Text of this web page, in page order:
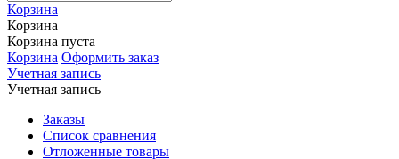
Корзина
Корзина
Корзина пуста
Корзина Оформить заказ
Учетная запись
Учетная запись
Заказы
Список сравнения
Отложенные товары